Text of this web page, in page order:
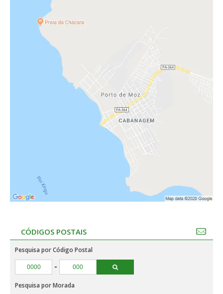
CÓDIGOS POSTAIS
Pesquisa por Código Postal
-
Pesquisa por Morada